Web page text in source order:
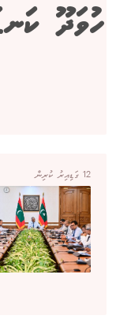
ހުވަދޫ
12 ގަޑިއިރު ކުރިން